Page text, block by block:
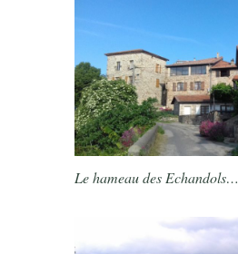
Le hameau des Echandols…